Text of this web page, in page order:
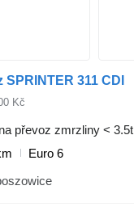
311 CDI
Kč
převoz zmrzliny < 3.5t
Euro 6